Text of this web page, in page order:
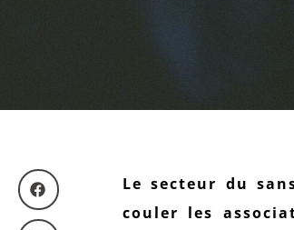
Le secteur du
couler les